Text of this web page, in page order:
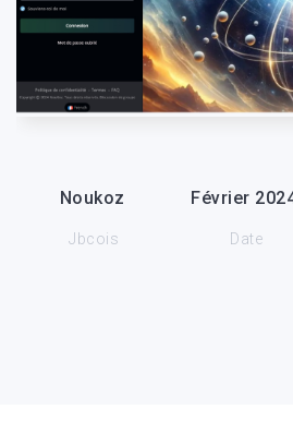
Noukoz
Jbcois
Février
Date